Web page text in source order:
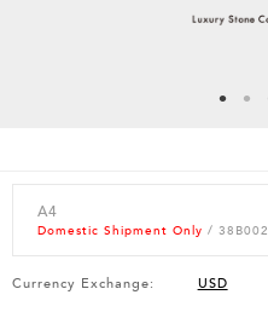
A4
Domestic Shipment Only / 38B002
Currency Exchange: USD